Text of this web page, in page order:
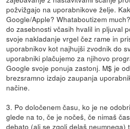
požvižgajo na uporabnikove želje.
Google/Apple? Whataboutizem
do zasebnosti včasih hvalil in pljuval
svoje nakladanje vrgel čez rame in
uporabnikov kot najhujši zvodnik do
uporabniki plačujemo za njihovo
Google svoje ponuja zastonj. M$ je
brezsramno izdajo zaupanja
načine.
3. Po določenem času, ko je ne
glede na to, če je nočeš, če nimaš
debato (ali se zgolj delaš neumnega)